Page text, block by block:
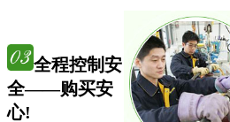
全程控制安
全——购买安
心!